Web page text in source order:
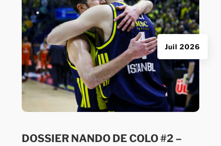
DOSSIER NANDO DE COLO #2 –
Juil 2026